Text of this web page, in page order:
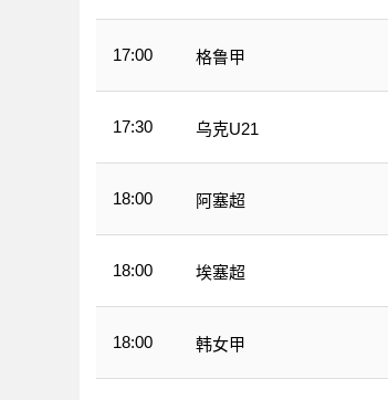
17:00 格鲁甲
17:30 乌克U21
18:00 阿塞超
18:00 埃塞超
18:00 韩女甲